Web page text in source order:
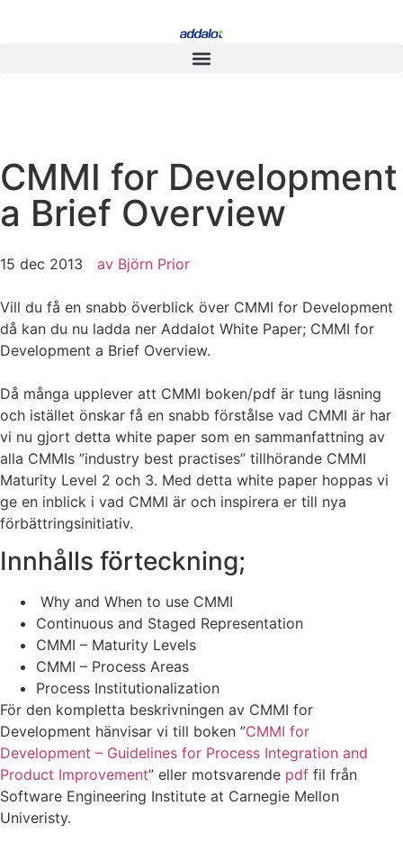
CMMI for Development
a Brief Overview
15 dec 2013 av Björn Prior
Vill du få en snabb överblick över CMMI for Development
då kan du nu ladda ner Addalot White Paper; CMMI for
Development a Brief Overview.
Då många upplever att CMMI boken/pdf är tung läsning
och istället önskar få en snabb förstålse vad CMMI är har
vi nu gjort detta white paper som en sammanfattning av
alla CMMIs ”industry best practises” tillhörande CMMI
Maturity Level 2 och 3. Med detta white paper hoppas vi
ge en inblick i vad CMMI är och inspirera er till nya
förbättringsinitiativ.
Innhålls förteckning;
Why and When to use CMMI
Continuous and Staged Representation
CMMI – Maturity Levels
CMMI – Process Areas
Process Institutionalization
För den kompletta beskrivningen av CMMI for
Development hänvisar vi till boken ”CMMI for
Development – Guidelines for Process Integration and
Product Improvement” eller motsvarende pdf fil från
Software Engineering Institute at Carnegie Mellon
Univeristy.